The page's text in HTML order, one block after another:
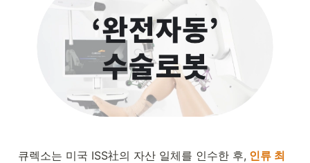
큐렉소는 미국 ISS社의 자산 일체를 인수한 후, 인류 최